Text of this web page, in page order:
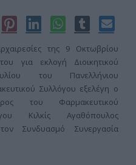
της 9 Οκτωβρίου
για εκλογή Διοικητικού
του Πανελλήνιου
Συλλόγου εξελέγη ο
του Φαρμακευτικού
Κιλκίς Αγαθόπουλος
Συνδυασμό Συνεργασία